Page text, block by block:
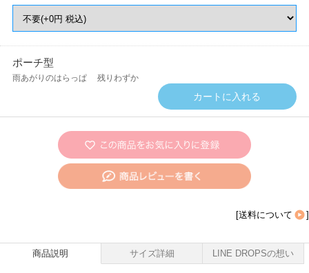
ポーチ型
雨あがりのはらっぱ 残りわずか
[送料について ]
商品説明 サイズ詳細 LINE DROPSの想い